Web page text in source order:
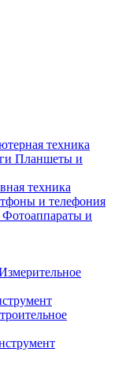
техника
Планшеты и
техника
и телефония
Фотоаппараты и